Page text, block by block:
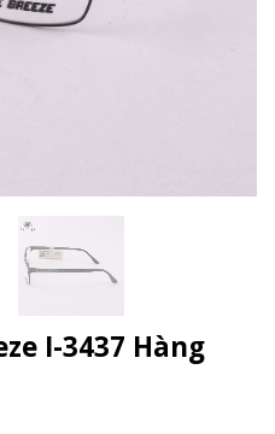
I-3437 Hàng